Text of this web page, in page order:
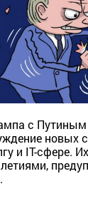
с
новых
и IT-сфере.